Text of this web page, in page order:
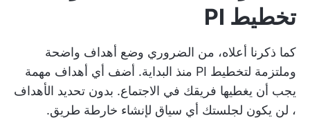
تخطيط PI
كما ذكرنا أعلاه، من الضروري وضع أهداف واضحة
وملتزمة لتخطيط PI منذ البداية. أضف أي أهداف مهمة
يجب أن يغطيها فريقك في الاجتماع. بدون تحديد الأهداف
، لن يكون لجلستك أي سياق لإنشاء خارطة طريق.